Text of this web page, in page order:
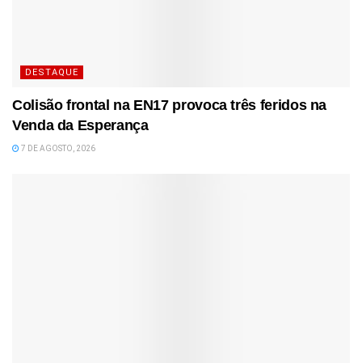
DESTAQUE
Colisão frontal na EN17 provoca três feridos na
Venda da Esperança
7 DE AGOSTO, 2026